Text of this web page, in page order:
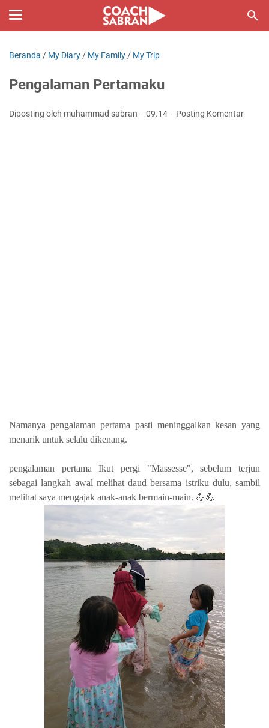
Beranda / My Diary / My Family / My Trip
Pengalaman Pertamaku
Diposting oleh muhammad sabran 09.14 Posting Komentar
Namanya pengalaman pertama pasti meninggalkan kesan yang
menarik untuk selalu dikenang.
pengalaman pertama Ikut pergi "Massesse", sebelum terjun
sebagai langkah awal melihat daud bersama istriku dulu, sambil
melihat saya mengajak anak-anak bermain-main. 💪💪